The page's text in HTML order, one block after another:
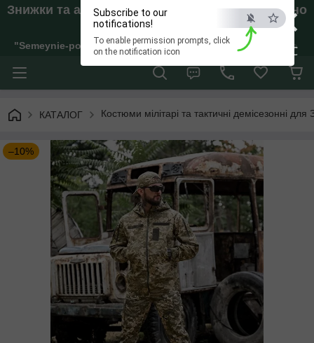
×
ESC
Subscribe to our
notifications!
To enable permission prompts, click
on the notification icon
Знижки та акції. Відправки тільки якщо внесено
Аванс!
"Semeynie-pokupki" Інтернет-магазин жіночого, дитячого та
КАТАЛОГ Костюми мілітарі та тактичні демісезонні для
–10%